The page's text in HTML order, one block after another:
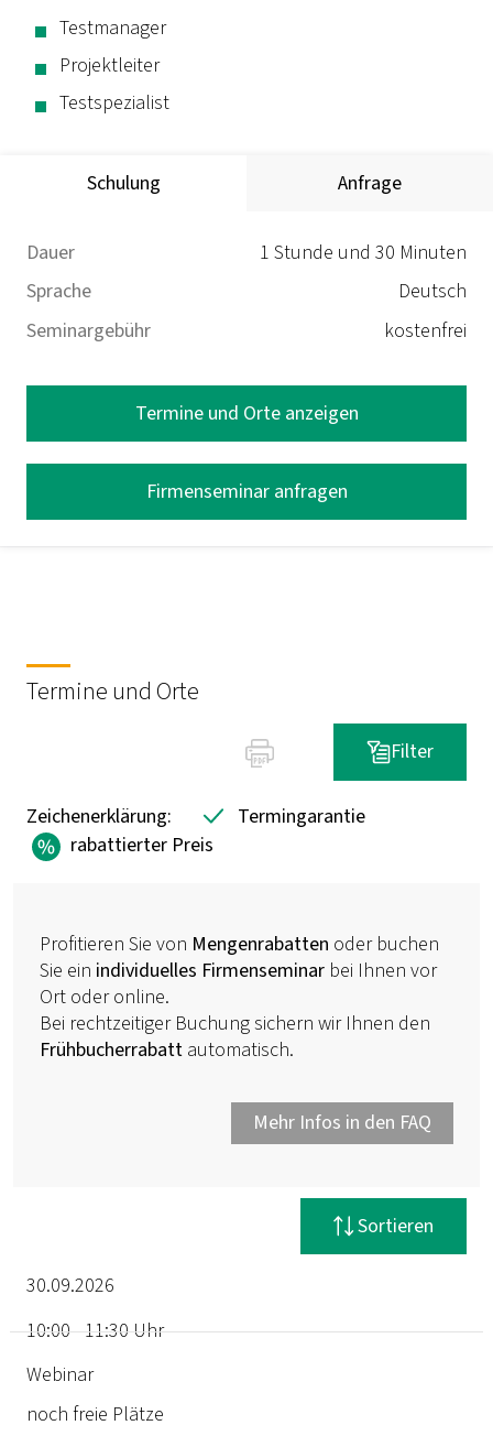
Schulung Anfrage
Dauer
1 Stunde und 30 Minuten
Sprache
Deutsch
Seminargebühr
kostenfrei
Termine und Orte anzeigen
Firmenseminar anfragen
Testmanager
Projektleiter
Testspezialist
Termine und Orte
Filter
Filter zurücksetzen
Zeichenerklärung:
Termingarantie
rabattierter Preis
Profitieren Sie von Mengenrabatten oder buchen
Sie ein individuelles Firmenseminar bei Ihnen vor
Ort oder online.
Bei rechtzeitiger Buchung sichern wir Ihnen den
Frühbucherrabatt automatisch.
Mehr Infos in den FAQ
Sortieren
Termin
Dauer
30.09.2026
10:00 - 11:30 Uhr
Webinar
noch freie Plätze